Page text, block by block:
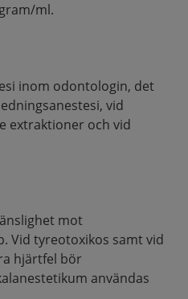
ml.
inom odontologin, det
vid
extrak­tioner och vid
mot
Vid tyreotoxikos samt vid
hjärtfel bör
användas